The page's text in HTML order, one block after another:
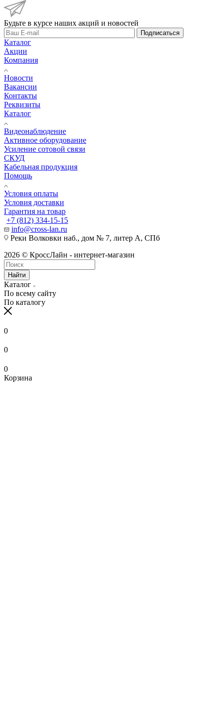
Будьте в курсе наших акций и новостей
Подписаться
Каталог
Акции
Компания
Новости
Вакансии
Контакты
Реквизиты
Каталог
Видеонаблюдение
Активное оборудование
Усиление сотовой связи
СКУД
Кабельная продукция
Помощь
Условия оплаты
Условия доставки
Гарантия на товар
+7 (812) 334-15-15
info@cross-lan.ru
Реки Волковки наб., дом № 7, литер А, СПб
2026 © КроссЛайн - интернет-магазин
Найти
Каталог
По всему сайту
По каталогу
0
0
0
Корзина